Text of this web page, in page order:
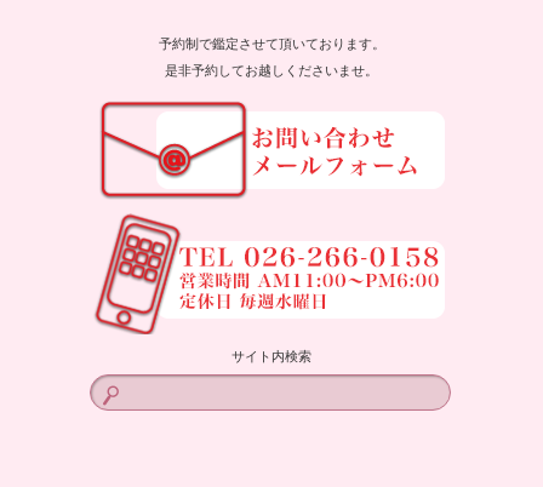
予約制で鑑定させて頂いております。
是非予約してお越しくださいませ。
サイト内検索